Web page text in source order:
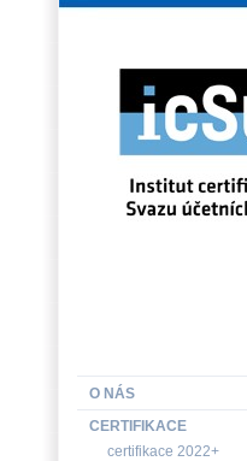
O NÁS
CERTIFIKACE
certifikace 2022+